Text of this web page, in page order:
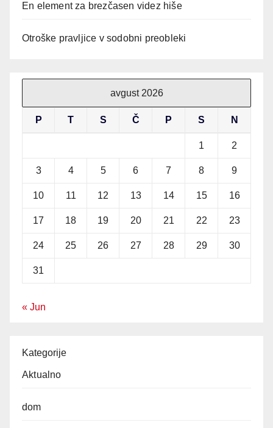
En element za brezčasen videz hiše
Otroške pravljice v sodobni preobleki
avgust 2026
P T S Č P S N
1 2
3 4 5 6 7 8 9
10 11 12 13 14 15 16
17 18 19 20 21 22 23
24 25 26 27 28 29 30
31
« Jun
Kategorije
Aktualno
dom